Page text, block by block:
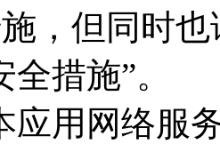
，但同时
措施”。
应用网络服